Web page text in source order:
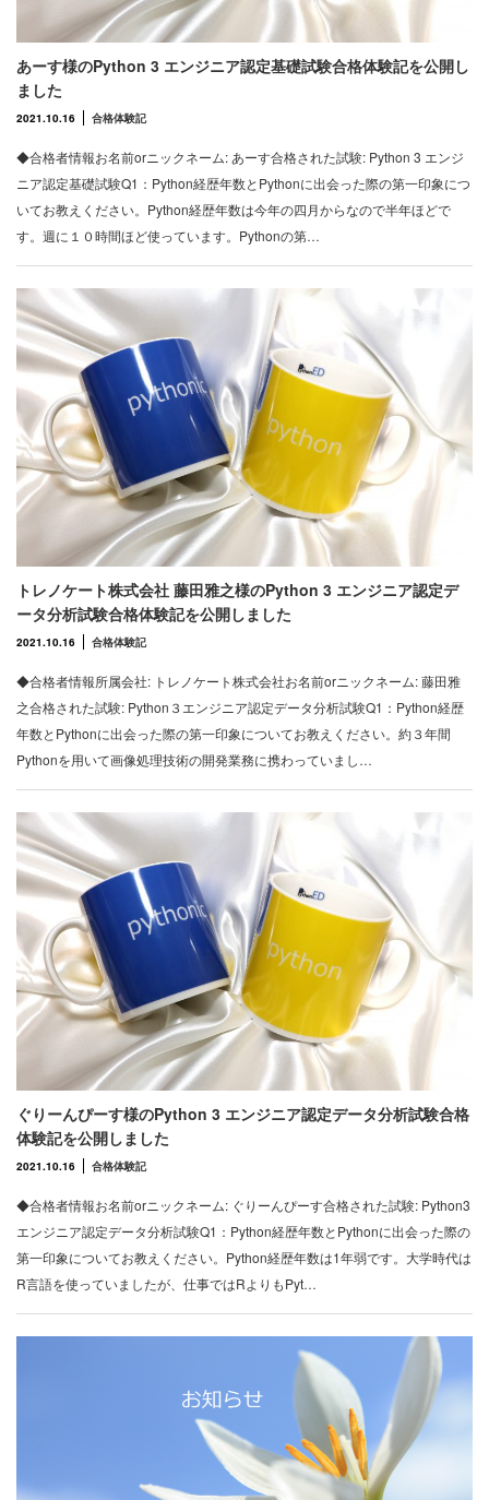
あーす様のPython 3 エンジニア認定基礎試験合格体験記を公開し
ました
2021.10.16 合格体験記
◆合格者情報お名前orニックネーム: あーす合格された試験: Python 3 エンジ
ニア認定基礎試験Q1：Python経歴年数とPythonに出会った際の第一印象につ
いてお教えください。Python経歴年数は今年の四月からなので半年ほどで
す。週に１０時間ほど使っています。Pythonの第…
トレノケート株式会社 藤田雅之様のPython 3 エンジニア認定デ
ータ分析試験合格体験記を公開しました
2021.10.16 合格体験記
◆合格者情報所属会社: トレノケート株式会社お名前orニックネーム: 藤田雅
之合格された試験: Python３エンジニア認定データ分析試験Q1：Python経歴
年数とPythonに出会った際の第一印象についてお教えください。約３年間
Pythonを用いて画像処理技術の開発業務に携わっていまし…
ぐりーんぴーす様のPython 3 エンジニア認定データ分析試験合格
体験記を公開しました
2021.10.16 合格体験記
◆合格者情報お名前orニックネーム: ぐりーんぴーす合格された試験: Python3
エンジニア認定データ分析試験Q1：Python経歴年数とPythonに出会った際の
第一印象についてお教えください。Python経歴年数は1年弱です。大学時代は
R言語を使っていましたが、仕事ではRよりもPyt…